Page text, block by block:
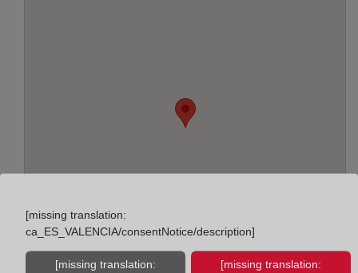
[missing translation:
ca_ES_VALENCIA/consentNotice/description]
[missing translation:
[missing translation: